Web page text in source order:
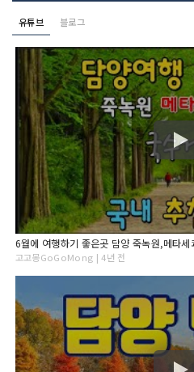
유튜브 블로그
고고몽GoGoMong | 4년 전